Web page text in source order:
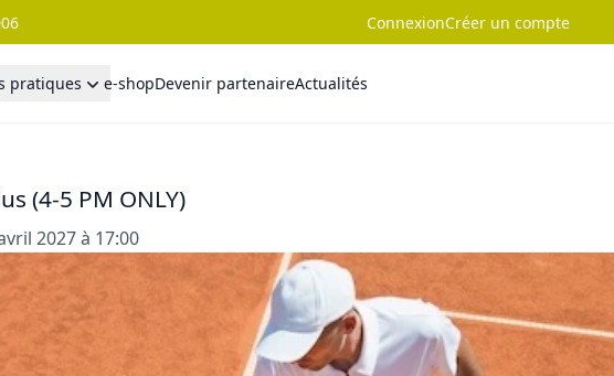
ConnexionCréer un compte
pratiques e-shopDevenir partenaireActualités
(4-5 PM ONLY)
2027 à 17:00